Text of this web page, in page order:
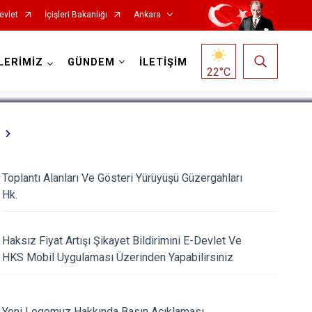
İçişleri Bakanlığı Ankara
Kalecik
Kızılcahamam
GÜNDEM İLETİŞİM
22°C
Toplantı Alanları Ve Gösteri Yürüyüşü Güzergahları
Hk.
Haksız Fiyat Artışı Şikayet Bildirimini E-Devlet Ve
HKS Mobil Uygulaması Üzerinden Yapabilirsiniz